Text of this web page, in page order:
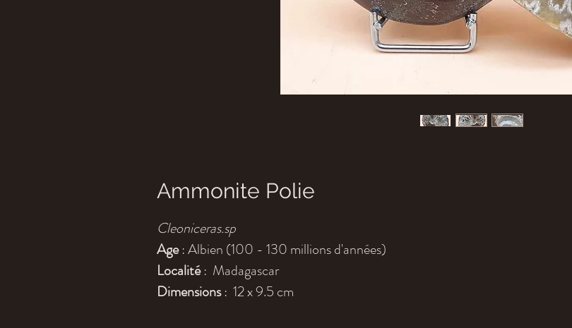
Ammonite Polie
Cleoniceras.sp
Age: Albien (100 - 130 millions d'années)
Localité: Madagascar
Dimensions: 12 x 9.5 cm